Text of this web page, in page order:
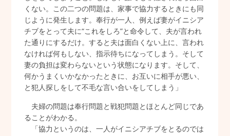
くない。この二つの問題は、家事で協力するときにも同
じように発生します。奉行が一人、例えば妻がイニシア
チブをとって夫に“これをしろ”と命令して、夫が言われ
た通りにするだけ。すると夫は面白くない上に、言われ
なければ何もしない、指示待ちになってしまう。そして
妻の負担は変わらないという状態になります。そして、
何かうまくいかなかったときに、お互いに相手が悪い、
と犯人探しをして不毛な言い合いをしてしまう」
夫婦の問題は奉行問題と戦犯問題とほとんど同じであ
ることがわかる。
「協力というのは、一人がイニシアチブをとるのでは